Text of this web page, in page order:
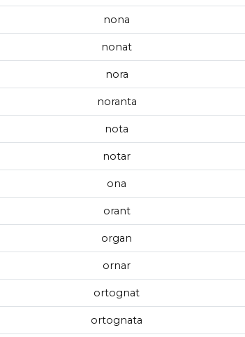
nona
nonat
nora
noranta
nota
notar
ona
orant
organ
ornar
ortognat
ortognata